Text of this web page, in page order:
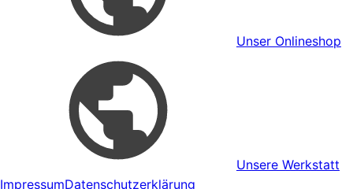
Unser Onlineshop
Unsere Werkstatt
ImpressumDatenschutzerklärung